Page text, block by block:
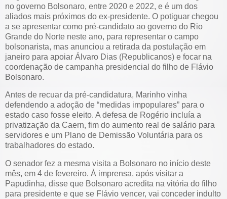
no governo Bolsonaro, entre 2020 e 2022, e é um dos
aliados mais próximos do ex-presidente. O potiguar chegou
a se apresentar como pré-candidato ao governo do Rio
Grande do Norte neste ano, para representar o campo
bolsonarista, mas anunciou a retirada da postulação em
janeiro para apoiar Álvaro Dias (Republicanos) e focar na
coordenação de campanha presidencial do filho de Flávio
Bolsonaro.
Antes de recuar da pré-candidatura, Marinho vinha
defendendo a adoção de “medidas impopulares” para o
estado caso fosse eleito. A defesa de Rogério incluía a
privatização da Caern, fim do aumento real de salário para
servidores e um Plano de Demissão Voluntária para os
trabalhadores do estado.
O senador fez a mesma visita a Bolsonaro no início deste
mês, em 4 de fevereiro. À imprensa, após visitar a
Papudinha, disse que Bolsonaro acredita na vitória do filho
para presidente e que se Flávio vencer, vai conceder indulto